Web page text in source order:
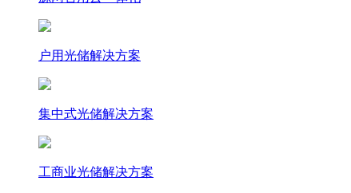
户⽤光储解决⽅案
集中式光储解决⽅案
⼯商业光储解决⽅案